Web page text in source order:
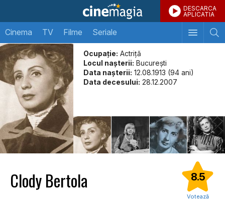
DESCARCA
APLICATIA
Cinema TV Filme Seriale
Ocupație: Actriţă
Locul naşterii: Bucureşti
Data naşterii: 12.08.1913 (94 ani)
Data decesului: 28.12.2007
Clody Bertola 8.5
Votează